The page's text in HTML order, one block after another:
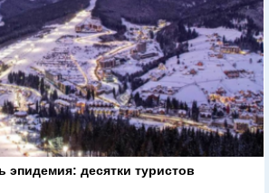
эпидемия: десятки туристов